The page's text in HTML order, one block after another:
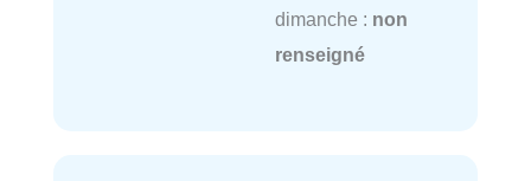
dimanche : non
renseigné